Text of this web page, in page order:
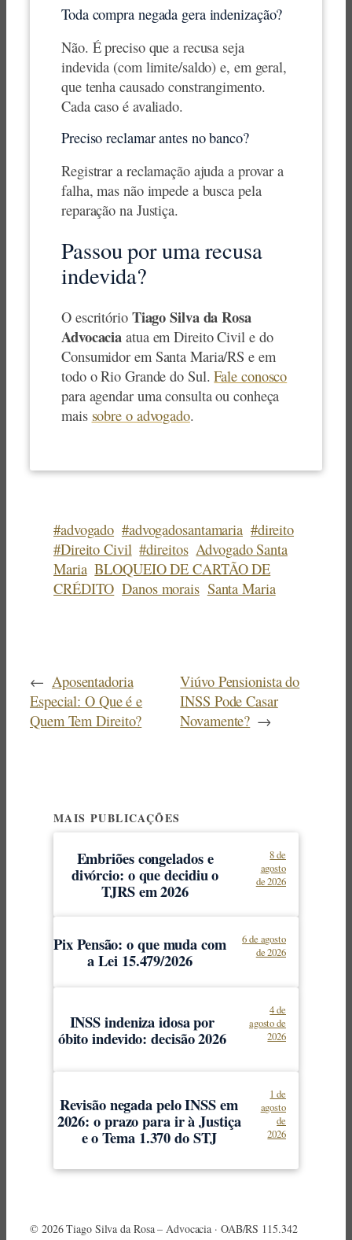
Toda compra negada gera indenização?
Não. É preciso que a recusa seja
indevida (com limite/saldo) e, em geral,
que tenha causado constrangimento.
Cada caso é avaliado.
Preciso reclamar antes no banco?
Registrar a reclamação ajuda a provar a
falha, mas não impede a busca pela
reparação na Justiça.
Passou por uma recusa
indevida?
O escritório Tiago Silva da Rosa
Advocacia atua em Direito Civil e do
Consumidor em Santa Maria/RS e em
todo o Rio Grande do Sul.Fale conosco
para agendar uma consulta ou conheça
mais sobre o advogado.
#advogado #advogadosantamaria #direito
#Direito Civil #direitos Advogado Santa
Maria BLOQUEIO DE CARTÃO DE
CRÉDITO Danos morais Santa Maria
← Aposentadoria
Especial: O Que é e
Quem Tem Direito?
Viúvo Pensionista do
INSS Pode Casar
Novamente? →
MAIS PUBLICAÇÕES
Embriões congelados e
divórcio: o que decidiu o
TJRS em 2026
8 de
agosto
de 2026
Pix Pensão: o que muda com
a Lei 15.479/2026
6 de agosto
de 2026
INSS indeniza idosa por
óbito indevido: decisão 2026
4 de
agosto de
2026
Revisão negada pelo INSS em
2026: o prazo para ir à Justiça
e o Tema 1.370 do STJ
1 de
agosto
de
2026
© 2026 Tiago Silva da Rosa – Advocacia · OAB/RS 115.342